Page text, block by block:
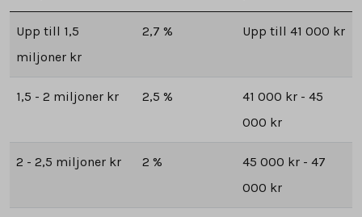
Upp till 1,5
miljoner kr
2,7 % Upp till 41 000 kr
1,5 - 2 miljoner kr 2,5 %
41 000 kr - 45
000 kr
2 - 2,5 miljoner kr 2 %
45 000 kr - 47
000 kr